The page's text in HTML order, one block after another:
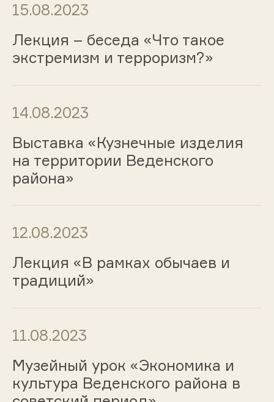
15.08.2023
Лекция – беседа «Что такое
экстремизм и терроризм?»
14.08.2023
Выставка «Кузнечные изделия
на территории Веденского
района»
12.08.2023
Лекция «В рамках обычаев и
традиций»
11.08.2023
Музейный урок «Экономика и
культура Веденского района в